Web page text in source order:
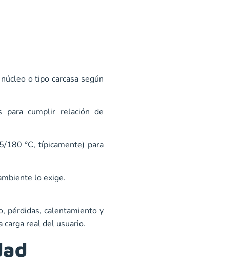
o tipo carcasa según
para cumplir relación de
180 °C, típicamente) para
lo exige.
pérdidas, calentamiento y
carga real del usuario.